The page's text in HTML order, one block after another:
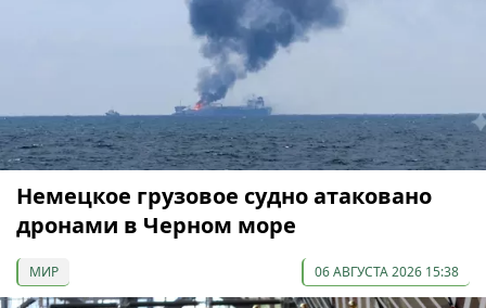
Немецкое грузовое судно атаковано
дронами в Черном море
МИР 06 АВГУСТА 2026 15:38